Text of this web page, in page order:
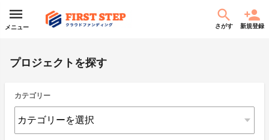
メニュー さがす 新規登録
プロジェクトを探す
カテゴリー